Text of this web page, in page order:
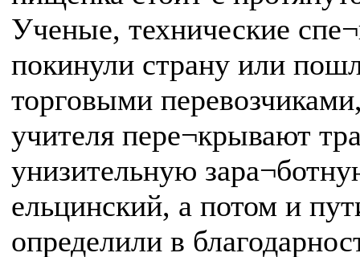
Ученые, технические
покинули страну или
торговыми
учителя пере¬крывают
унизительную
ельцинский, а потом и
определили в